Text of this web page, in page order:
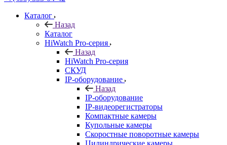
Каталог
Назад
Каталог
HiWatch Pro-серия
Назад
HiWatch Pro-серия
CКУД
IP-оборудование
Назад
IP-оборудование
IP-видеорегистраторы
Компактные камеры
Купольные камеры
Скоростные поворотные камеры
Цилиндрические камеры